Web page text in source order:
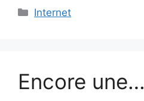
Catégories
Internet
Encore une…